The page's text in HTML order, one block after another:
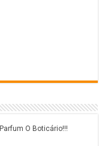
O Boticário!!!